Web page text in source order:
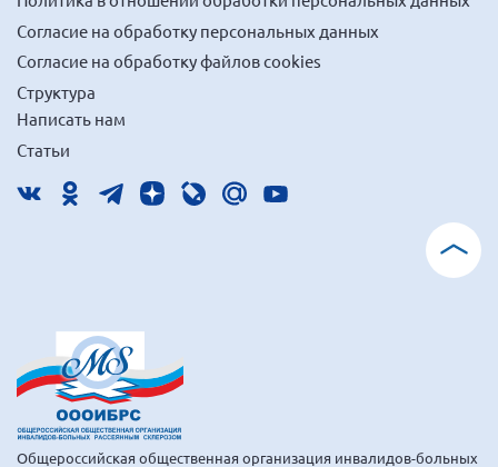
Владимирская область
Волгоградская область
Воронежская область
Ивановская область
Кемеровская область
Липецкая область
Ленинградская область
г. Москва
Московская область
Согласие на обработку персональных данных
Согласие на обработку файлов cookies
Структура
Написать нам
Статьи
Общероссийская общественная организация инвалидов-больных